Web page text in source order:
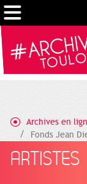
Archives en
Fonds Jean
ARTISTES
Cookies